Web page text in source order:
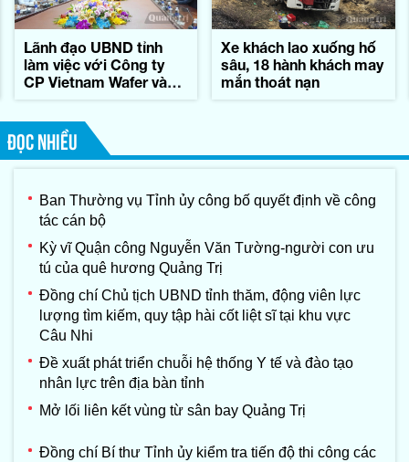
Lãnh đạo UBND tỉnh
làm việc với Công ty
CP Vietnam Wafer và
Xe khách lao xuống hố
sâu, 18 hành khách may
mắn thoát nạn
ĐỌC NHIỀU
Ban Thường vụ Tỉnh ủy công bố quyết định về công
tác cán bộ
Kỳ vĩ Quận công Nguyễn Văn Tường-người con ưu
tú của quê hương Quảng Trị
Đồng chí Chủ tịch UBND tỉnh thăm, động viên lực
lượng tìm kiếm, quy tập hài cốt liệt sĩ tại khu vực
Câu Nhi
Đề xuất phát triển chuỗi hệ thống Y tế và đào tạo
nhân lực trên địa bàn tỉnh
Mở lối liên kết vùng từ sân bay Quảng Trị
Đồng chí Bí thư Tỉnh ủy kiểm tra tiến độ thi công các